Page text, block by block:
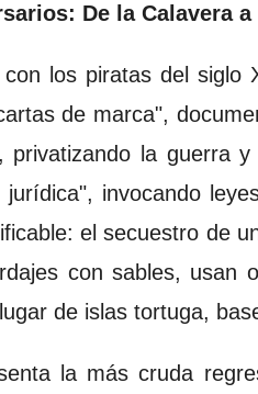
De la Calavera
los piratas del siglo
de marca",
privatizando la guerra
invocando
el secuestro de
con sables, usan
de islas tortuga,
la más cruda